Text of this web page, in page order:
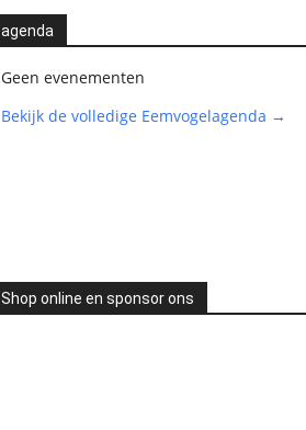
agenda
Geen evenementen
Bekijk de volledige Eemvogelagenda →
Shop online en sponsor ons